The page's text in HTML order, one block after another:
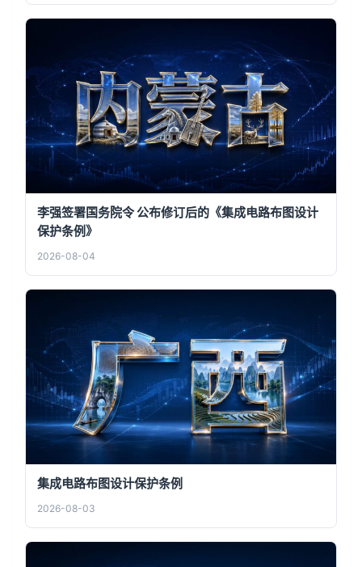
李强签署国务院令 公布修订后的《集成电路布图设计
保护条例》
2026-08-04
集成电路布图设计保护条例
2026-08-03